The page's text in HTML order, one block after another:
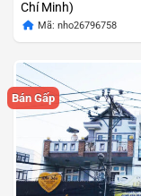
Chí Minh)
Mã: nho26796758
Bán Gấp